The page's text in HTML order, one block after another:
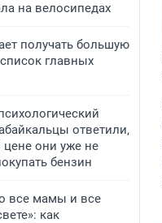
на велосипедах
получать большую
главных
ответили,
цене они уже не
бензин
все мамы и все
как